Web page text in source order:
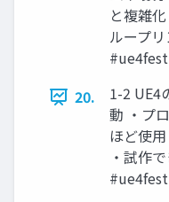
と複雑
ループ
#ue4fest
20.
1-2 UE4
動 ・プ
ほど使
・試作
#ue4fest